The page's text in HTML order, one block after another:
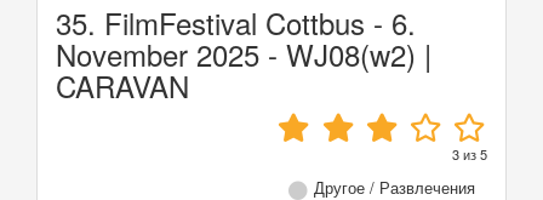
35. FilmFestival Cottbus - 6.
November 2025 - WJ08(w2) |
CARAVAN
3из5
Другое / Развлечения